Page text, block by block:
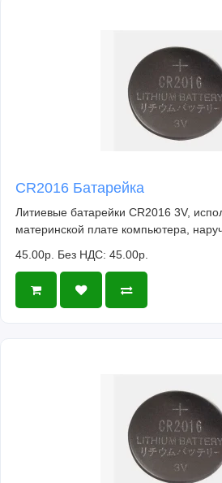
CR2016 Батарейка
Литиевые батарейки CR2016 3V,
материнской плате компьютера,
45.00р. Без НДС: 45.00р.